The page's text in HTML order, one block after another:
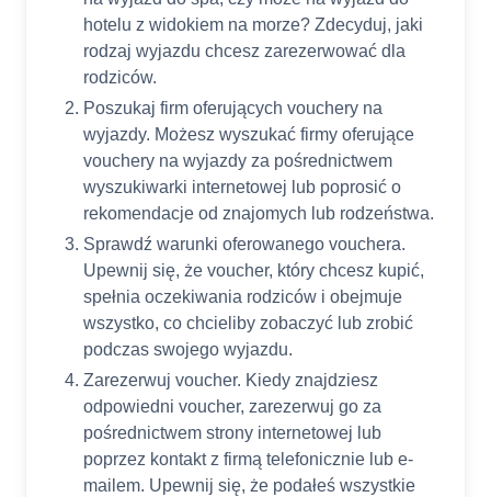
hotelu z widokiem na morze? Zdecyduj, jaki
rodzaj wyjazdu chcesz zarezerwować dla
rodziców.
Poszukaj firm oferujących vouchery na
wyjazdy. Możesz wyszukać firmy oferujące
vouchery na wyjazdy za pośrednictwem
wyszukiwarki internetowej lub poprosić o
rekomendacje od znajomych lub rodzeństwa.
Sprawdź warunki oferowanego vouchera.
Upewnij się, że voucher, który chcesz kupić,
spełnia oczekiwania rodziców i obejmuje
wszystko, co chcieliby zobaczyć lub zrobić
podczas swojego wyjazdu.
Zarezerwuj voucher. Kiedy znajdziesz
odpowiedni voucher, zarezerwuj go za
pośrednictwem strony internetowej lub
poprzez kontakt z firmą telefonicznie lub e-
mailem. Upewnij się, że podałeś wszystkie